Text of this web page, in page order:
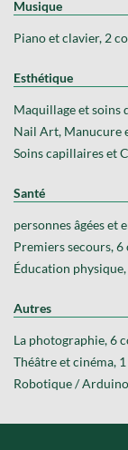
Musique
Piano et clavier, 2
Esthétique
Maquillage et soins
Nail Art, Manucure
Soins capillaires et
Santé
personnes âgées et
Premiers secours, 6
Éducation
Autres
La photographie, 6
Théâtre et cinéma,
Robotique /